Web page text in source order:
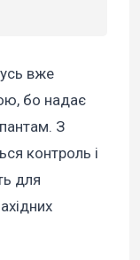
вже
бо надає
З
контроль і
для